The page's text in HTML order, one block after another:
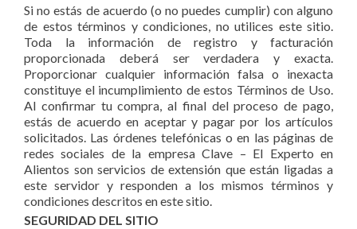
Si no estás de acuerdo (o no puedes cumplir) con alguno
de estos términos y condiciones, no utilices este sitio.
Toda la información de registro y facturación
proporcionada deberá ser verdadera y exacta.
Proporcionar cualquier información falsa o inexacta
constituye el incumplimiento de estos Términos de Uso.
Al confirmar tu compra, al final del proceso de pago,
estás de acuerdo en aceptar y pagar por los artículos
solicitados. Las órdenes telefónicas o en las páginas de
redes sociales de la empresa Clave – El Experto en
Alientos son servicios de extensión que están ligadas a
este servidor y responden a los mismos términos y
condiciones descritos en este sitio.
SEGURIDAD DEL SITIO